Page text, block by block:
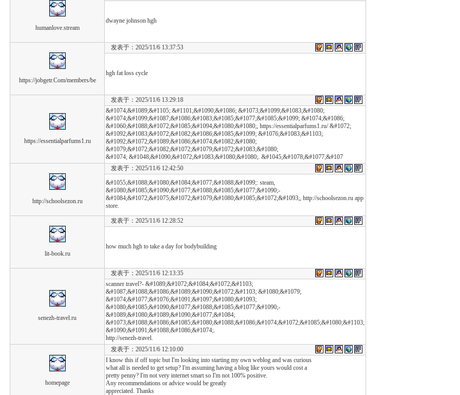
humanlove.stream
dwayne johnson hgh
https://jobgetr.Com/members/be
发表于：2025/11/6 13:37:53
hgh fat loss cycle
https://essentialparfums1.ru
发表于：2025/11/6 13:29:18
&#1074;&#1089;&#1105; &#1101;&#1090;&#1086; &#1073;&#1099;&#1083;&#1080;
&#1074;&#1099;&#1087;&#1086;&#1083;&#1085;&#1077;&#1085;&#1099; &#1074;&#1086;
&#1060;&#1088;&#1072;&#1085;&#1094;&#1080;&#1080;, https://essentialparfums1.ru/ &#1072;
&#1092;&#1083;&#1072;&#1082;&#1086;&#1085;&#1099; &#1076;&#1083;&#1103;
&#1092;&#1072;&#1089;&#1086;&#1074;&#1082;&#1080;
&#1079;&#1072;&#1082;&#1072;&#1079;&#1072;&#1083;&#1080;
&#1074; &#1048;&#1090;&#1072;&#1083;&#1080;&#1080;. &#1045;&#1078;&#1077;&#107
http://schoolsezon.ru
发表于：2025/11/6 12:42:50
&#1055;&#1088;&#1080;&#1084;&#1077;&#1088;&#1099;: steam,
&#1080;&#1085;&#1090;&#1077;&#1088;&#1085;&#1077;&#1090;-
&#1084;&#1072;&#1075;&#1072;&#1079;&#1080;&#1085;&#1072;&#1093;, http://schoolsezon.ru app
store.
lit-book.ru
发表于：2025/11/6 12:28:52
how much hgh to take a day for bodybuilding
senezh-travel.ru
发表于：2025/11/6 12:13:35
scanner travel?- &#1089;&#1072;&#1084;&#1072;&#1103;
&#1087;&#1088;&#1086;&#1089;&#1090;&#1072;&#1103; &#1080;&#1079;
&#1074;&#1077;&#1076;&#1091;&#1097;&#1080;&#1093;
&#1080;&#1085;&#1090;&#1077;&#1088;&#1085;&#1077;&#1090;-
&#1089;&#1080;&#1089;&#1090;&#1077;&#1084;
&#1073;&#1088;&#1086;&#1085;&#1080;&#1088;&#1086;&#1074;&#1072;&#1085;&#1080;&#1103;
&#1090;&#1091;&#1088;&#1086;&#1074;.
http://senezh-travel.
homepage
发表于：2025/11/6 12:10:00
I know this if off topic but I'm looking into starting my own weblog and was curious
what all is needed to get setup? I'm assuming having a blog like yours would cost a
pretty penny? I'm not very internet smart so I'm not 100% positive.
Any recommendations or advice would be greatly
appreciated. Thanks